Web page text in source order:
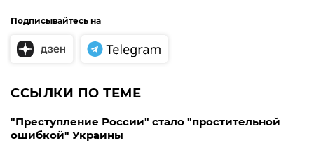
Подписывайтесь на
ССЫЛКИ ПО ТЕМЕ
"Преступление России" стало "простительной
ошибкой" Украины